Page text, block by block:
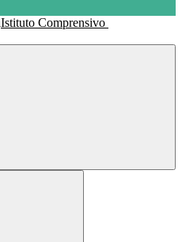
Istituto Comprensivo